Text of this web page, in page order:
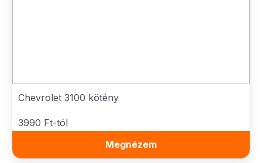
Chevrolet 3100 kötény
3990 Ft-tól
Megnézem